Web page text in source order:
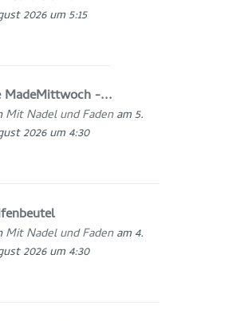
2026 um 5:15
MadeMittwoch -...
Mit Nadel und Fadenam 5.
2026 um 4:30
Mit Nadel und Fadenam 4.
2026 um 4:30